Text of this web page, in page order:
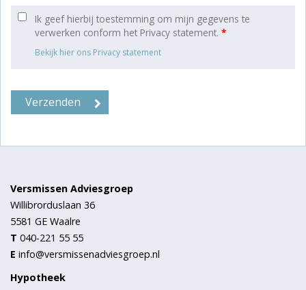
Ik geef hierbij toestemming om mijn gegevens te
verwerken conform het Privacy statement. *
Bekijk hier ons Privacy statement
Versmissen Adviesgroep
Willibrorduslaan 36
5581 GE Waalre
T 040-221 55 55
E info@versmissenadviesgroep.nl
Hypotheek